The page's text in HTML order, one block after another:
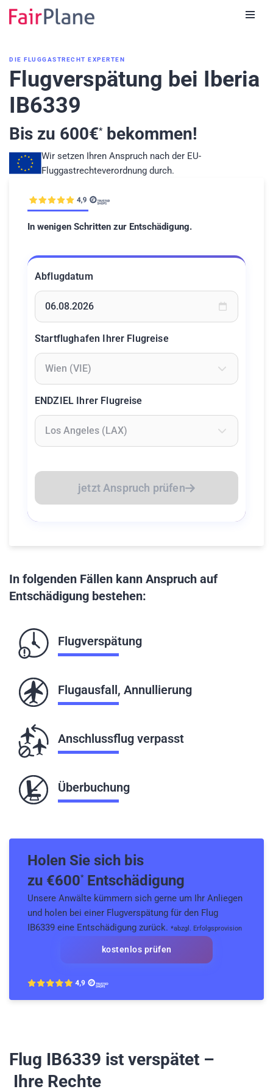
DIE FLUGGASTRECHT EXPERTEN
Flugverspätung bei Iberia
IB6339
Bis zu 600€*bekommen!
Wir setzen Ihren Anspruch nach der EU-
Fluggastrechteverordnung durch.
In wenigen Schritten zur Entschädigung.
Abflugdatum
Startflughafen Ihrer Flugreise
ENDZIEL Ihrer Flugreise
jetzt Anspruch prüfen
In folgenden Fällen kann Anspruch auf
Entschädigung bestehen:
Flugverspätung
Flugausfall, Annullierung
Anschlussflug verpasst
Überbuchung
Holen Sie sich bis
zu €600*Entschädigung
Unsere Anwälte kümmern sich gerne um Ihr Anliegen
und holen bei einer Flugverspätung für den Flug
IB6339 eine Entschädigung zurück. *abzgl. Erfolgsprovision
kostenlos prüfen
Flug IB6339 ist verspätet –
Ihre Rechte